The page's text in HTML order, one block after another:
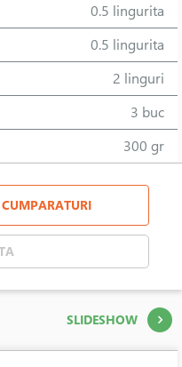
0.5 lingurita
0.5 lingurita
2 linguri
3 buc
300 gr
SLIDESHOW